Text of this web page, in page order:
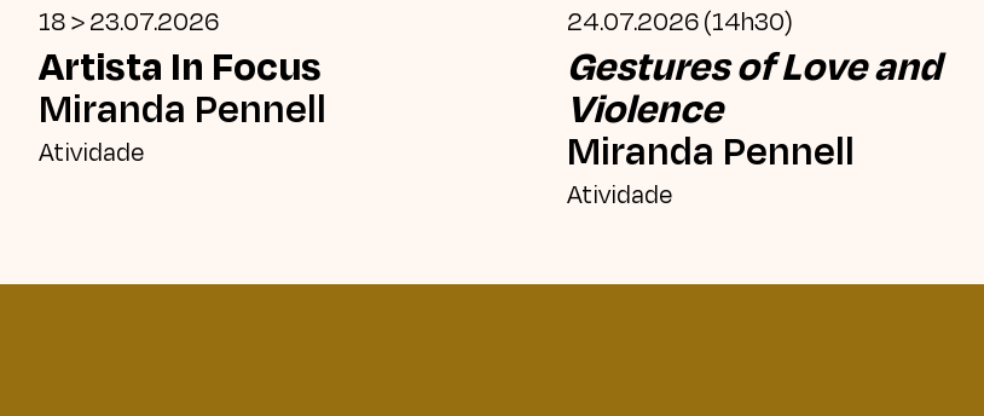
18 > 23.07.2026
Artista In Focus
Miranda Pennell
Atividade
24.07.2026 (14h30)
Gestures of Love and
Violence
Miranda Pennell
Atividade